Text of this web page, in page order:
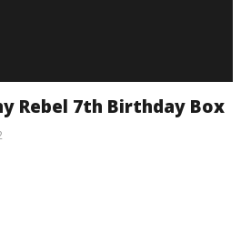
Rebel 7th Birthday Box